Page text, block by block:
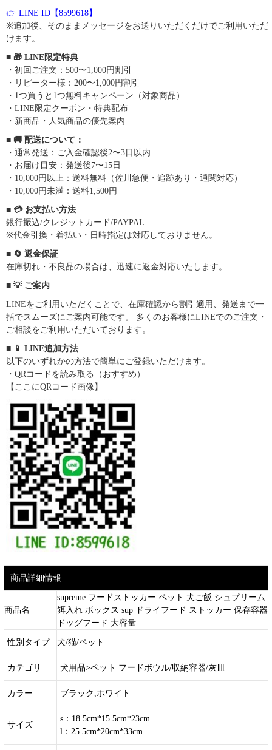
👉 LINE ID【8599618】
※追加後、そのままメッセージをお送りいただくだけでご利用いただ
けます。
■ 🎁 LINE限定特典
・初回ご注文：500〜1,000円割引
・リピーター様：200〜1,000円割引
・1つ買うと1つ無料キャンペーン（対象商品）
・LINE限定クーポン・特典配布
・新商品・人気商品の優先案内
■ 🚚 配送について：
・通常発送：ご入金確認後2〜3日以内
・お届け目安：発送後7〜15日
・10,000円以上：送料無料（佐川急便・追跡あり・通関対応）
・10,000円未満：送料1,500円
■ 💳 お支払い方法
銀行振込/クレジットカード/PAYPAL
※代金引換・着払い・日時指定は対応しておりません。
■ 🔄 返金保証
在庫切れ・不良品の場合は、迅速に返金対応いたします。
■ 💡 ご案内
LINEをご利用いただくことで、在庫確認から割引適用、発送まで一
括でスムーズにご案内可能です。 多くのお客様にLINEでのご注文・
ご相談をご利用いただいております。
■ 📱 LINE追加方法
以下のいずれかの方法で簡単にご登録いただけます。
・QRコードを読み取る（おすすめ）
【ここにQRコード画像】
商品詳細情報
商品名
supreme フードストッカー ペット 犬ご飯 シュプリーム
餌入れ ボックス sup ドライフード ストッカー 保存容器
ドッグフード 大容量
性別タイプ 犬/猫/ペット
カテゴリ 犬用品>ペット フードボウル/収納容器/灰皿
カラー ブラック,ホワイト
サイズ
s：18.5cm*15.5cm*23cm
l：25.5cm*20cm*33cm